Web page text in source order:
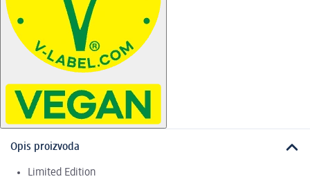
Opis proizvoda
Limited Edition